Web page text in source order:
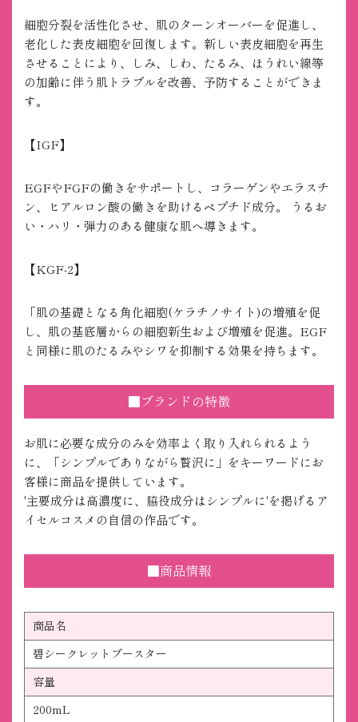
細胞分裂を活性化させ、肌のターンオーバーを促進し、
老化した表皮細胞を回復します。新しい表皮細胞を再生
させることにより、しみ、しわ、たるみ、ほうれい線等
の加齢に伴う肌トラブルを改善、予防することができま
す。
【IGF】
EGFやFGFの働きをサポートし、コラーゲンやエラスチ
ン、ヒアルロン酸の働きを助けるペプチド成分。 うるお
い・ハリ・弾力のある健康な肌へ導きます。
【KGF-2】
「肌の基礎となる角化細胞(ケラチノサイト)の増殖を促
し、肌の基底層からの細胞新生および増殖を促進。EGF
と同様に肌のたるみやシワを抑制する効果を持ちます。
■ブランドの特徴
お肌に必要な成分のみを効率よく取り入れられるよう
に、「シンプルでありながら贅沢に」をキーワードにお
客様に商品を提供しています。
'主要成分は高濃度に、脇役成分はシンプルに'を掲げるア
イセルコスメの自信の作品です。
■商品情報
商品名
碧シークレットブースター
容量
200mL